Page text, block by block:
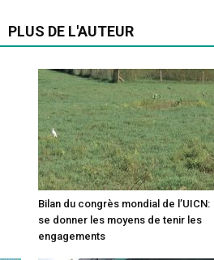
PLUS DE L'AUTEUR
Bilan du congrès mondial de l’UICN:
se donner les moyens de tenir les
engagements